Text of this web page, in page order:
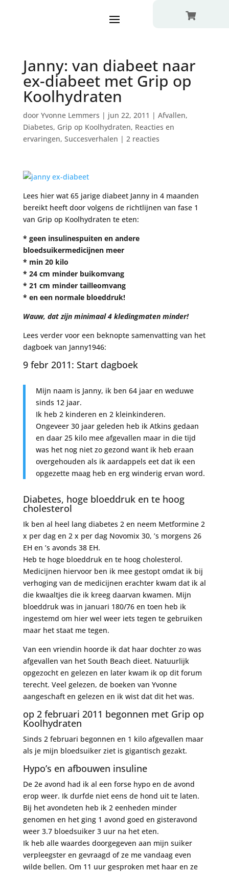

Janny: van diabeet naar
ex-diabeet met Grip op
Koolhydraten
door Yvonne Lemmers | jun 22, 2011 | Afvallen,
Diabetes, Grip op Koolhydraten, Reacties en
ervaringen, Succesverhalen | 2 reacties
Lees hier wat 65 jarige diabeet Janny in 4 maanden
bereikt heeft door volgens de richtlijnen van fase 1
van Grip op Koolhydraten te eten:
* geen insulinespuiten en andere
bloedsuikermedicijnen meer
* min 20 kilo
* 24 cm minder buikomvang
* 21 cm minder tailleomvang
* en een normale bloeddruk!
Wauw, dat zijn minimaal 4 kledingmaten minder!
Lees verder voor een beknopte samenvatting van het
dagboek van Janny1946:
9 febr 2011: Start dagboek
Mijn naam is Janny, ik ben 64 jaar en weduwe
sinds 12 jaar.
Ik heb 2 kinderen en 2 kleinkinderen.
Ongeveer 30 jaar geleden heb ik Atkins gedaan
en daar 25 kilo mee afgevallen maar in die tijd
was het nog niet zo gezond want ik heb eraan
overgehouden als ik aardappels eet dat ik een
opgezette maag heb en erg winderig ervan word.
Diabetes, hoge bloeddruk en te hoog
cholesterol
Ik ben al heel lang diabetes 2 en neem Metformine 2
x per dag en 2 x per dag Novomix 30, ’s morgens 26
EH en ’s avonds 38 EH.
Heb te hoge bloeddruk en te hoog cholesterol.
Medicijnen hiervoor ben ik mee gestopt omdat ik bij
verhoging van de medicijnen erachter kwam dat ik al
die kwaaltjes die ik kreeg daarvan kwamen. Mijn
bloeddruk was in januari 180/76 en toen heb ik
ingestemd om hier wel weer iets tegen te gebruiken
maar het staat me tegen.
Van een vriendin hoorde ik dat haar dochter zo was
afgevallen van het South Beach dieet. Natuurlijk
opgezocht en gelezen en later kwam ik op dit forum
terecht. Veel gelezen, de boeken van Yvonne
aangeschaft en gelezen en ik wist dat dit het was.
op 2 februari 2011 begonnen met Grip op
Koolhydraten
Sinds 2 februari begonnen en 1 kilo afgevallen maar
als je mijn bloedsuiker ziet is gigantisch gezakt.
Hypo’s en afbouwen insuline
De 2e avond had ik al een forse hypo en de avond
erop weer. Ik durfde niet eens de hond uit te laten.
Bij het avondeten heb ik 2 eenheden minder
genomen en het ging 1 avond goed en gisteravond
weer 3.7 bloedsuiker 3 uur na het eten.
Ik heb alle waardes doorgegeven aan mijn suiker
verpleegster en gevraagd of ze me vandaag even
wilde bellen. Om 11 uur gesproken met haar en ze